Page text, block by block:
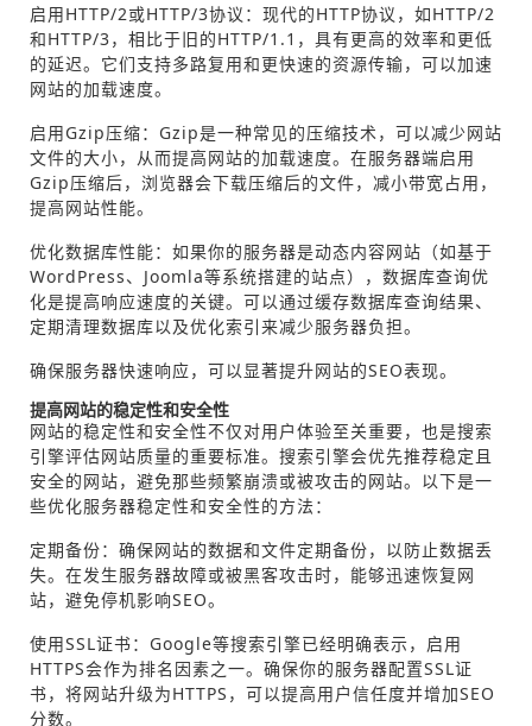
启用HTTP/2或HTTP/3协议：现代的HTTP协议，如HTTP/2
和HTTP/3，相比于旧的HTTP/1.1，具有更高的效率和更低
的延迟。它们支持多路复用和更快速的资源传输，可以加速
网站的加载速度。
启用Gzip压缩：Gzip是一种常见的压缩技术，可以减少网站
文件的大小，从而提高网站的加载速度。在服务器端启用
Gzip压缩后，浏览器会下载压缩后的文件，减小带宽占用，
提高网站性能。
优化数据库性能：如果你的服务器是动态内容网站（如基于
WordPress、Joomla等系统搭建的站点），数据库查询优
化是提高响应速度的关键。可以通过缓存数据库查询结果、
定期清理数据库以及优化索引来减少服务器负担。
确保服务器快速响应，可以显著提升网站的SEO表现。
提高网站的稳定性和安全性
网站的稳定性和安全性不仅对用户体验至关重要，也是搜索
引擎评估网站质量的重要标准。搜索引擎会优先推荐稳定且
安全的网站，避免那些频繁崩溃或被攻击的网站。以下是一
些优化服务器稳定性和安全性的方法：
定期备份：确保网站的数据和文件定期备份，以防止数据丢
失。在发生服务器故障或被黑客攻击时，能够迅速恢复网
站，避免停机影响SEO。
使用SSL证书：Google等搜索引擎已经明确表示，启用
HTTPS会作为排名因素之一。确保你的服务器配置SSL证
书，将网站升级为HTTPS，可以提高用户信任度并增加SEO
分数。